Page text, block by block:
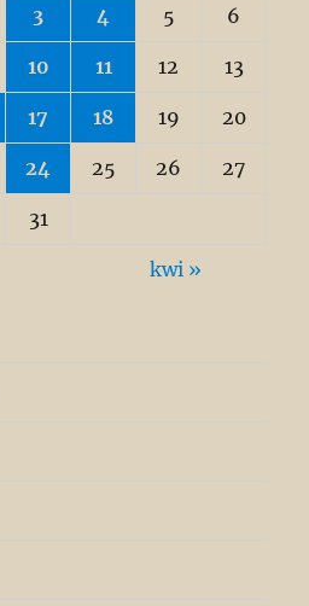
3 4 5 6
10 11 12 13
17 18 19 20
24 25 26 27
31
kwi »